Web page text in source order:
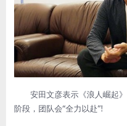
安田文彦表示《浪人崛起》
阶段，团队会“全力以赴”!